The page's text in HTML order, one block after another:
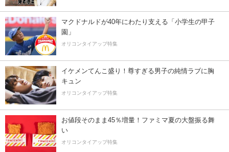
マクドナルドが40年にわたり支える「小学生の甲子
園」
オリコンタイアップ特集
イケメンてんこ盛り！尊すぎる男子の純情ラブに胸
キュン
オリコンタイアップ特集
お値段そのまま45％増量！ファミマ夏の大盤振る舞
い
オリコンタイアップ特集